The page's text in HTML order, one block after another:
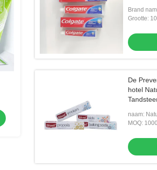
Krijg Beste Prijs
Brand
toothpaste
Grootte:
De
hotel
naam:
MOQ: